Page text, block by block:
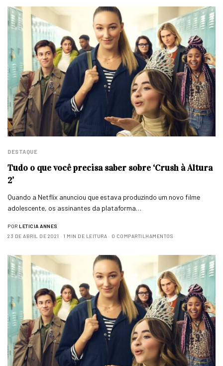
DESTAQUE
Tudo o que você precisa saber sobre ‘Crush à Altura
2’
Quando a Netflix anunciou que estava produzindo um novo filme
adolescente, os assinantes da plataforma…
POR LETICIA ANNES
23 DE ABRIL DE 2021
1 MIN DE LEITURA 0 COMPARTILHAMENTOS